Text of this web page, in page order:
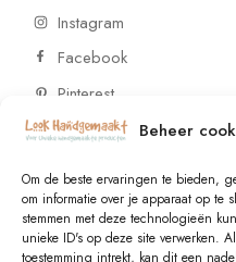
Beheer
Om de beste ervaringen te bieden,
om informatie over je apparaat op
stemmen met deze technologieën
unieke ID's op deze site verwerken.
toestemming intrekt, kan dit een
Instagram
Facebook
Pinterest
CONTACT
Vragen of wensen?